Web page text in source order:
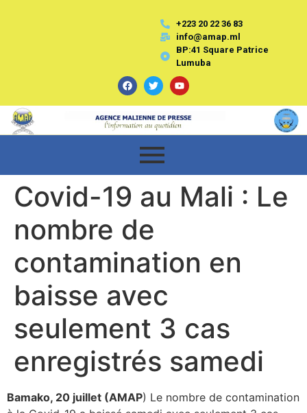
+223 20 22 36 83
info@amap.ml
BP:41 Square Patrice
Lumuba
Covid-19 au Mali : Le
nombre de
contamination en
baisse avec
seulement 3 cas
enregistrés samedi
Bamako, 20 juillet (AMAP) Le nombre de contamination